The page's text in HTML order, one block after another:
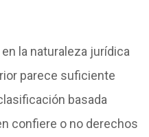
la naturaleza jurídica
parece suficiente
basada
confiere o no derechos